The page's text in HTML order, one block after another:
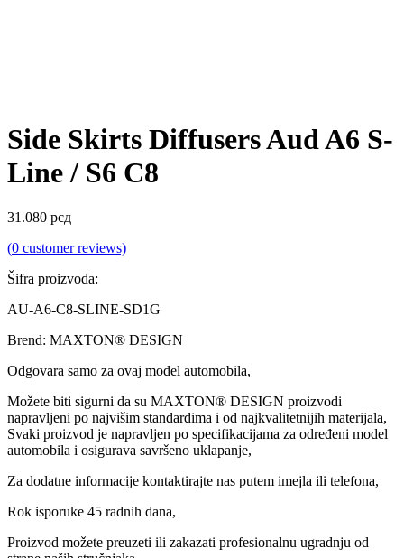
Side Skirts Diffusers Aud A6 S-
Line / S6 C8
31.080 рсд
(0 customer reviews)
Šifra proizvoda:
AU-A6-C8-SLINE-SD1G
Brend: MAXTON® DESIGN
Odgovara samo za ovaj model automobila,
Možete biti sigurni da su MAXTON® DESIGN proizvodi
napravljeni po najvišim standardima i od najkvalitetnijih materijala,
Svaki proizvod je napravljen po specifikacijama za određeni model
automobila i osigurava savršeno uklapanje,
Za dodatne informacije kontaktirajte nas putem imejla ili telefona,
Rok isporuke 45 radnih dana,
Proizvod možete preuzeti ili zakazati profesionalnu ugradnju od